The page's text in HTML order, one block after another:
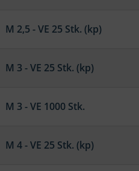
M 2,5 - VE 25 Stk. (kp)
M 3 - VE 25 Stk. (kp)
M 3 - VE 1000 Stk.
M 4 - VE 25 Stk. (kp)